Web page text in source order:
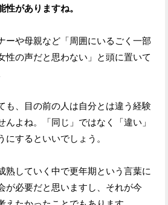
性がありますね。
ーや母親など「周囲にいるごく一部
性の声だと思わない」と頭に置いて
も、目の前の人は自分とは違う経験
んよね。「同じ」ではなく「違い」
するといいでしょう。
熟していく中で更年期という言葉に
が必要だと思いますし、それが今